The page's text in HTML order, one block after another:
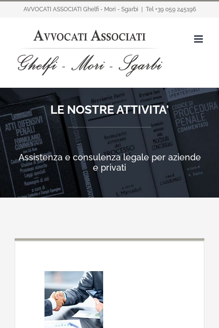
Salta
AVVOCATI ASSOCIATI Ghelfi - Mori - Sgarbi Tel +39 059 245196
LE NOSTRE ATTIVITA'
Assistenza e consulenza legale per aziende
e privati